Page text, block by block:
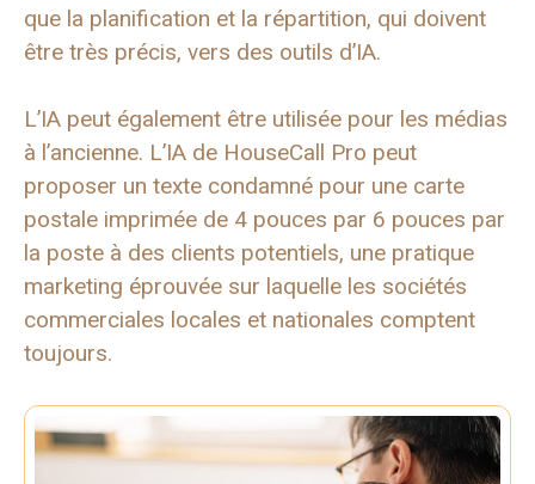
que la planification et la répartition, qui doivent
être très précis, vers des outils d’IA.
L’IA peut également être utilisée pour les médias
à l’ancienne. L’IA de HouseCall Pro peut
proposer un texte condamné pour une carte
postale imprimée de 4 pouces par 6 pouces par
la poste à des clients potentiels, une pratique
marketing éprouvée sur laquelle les sociétés
commerciales locales et nationales comptent
toujours.